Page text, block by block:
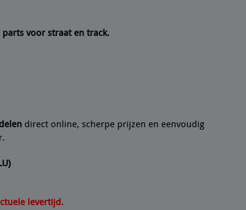
helemaal volgens de beschrijving. Een
voor straat en track.
direct online, scherpe prijzen en eenvoudig
levertijd.